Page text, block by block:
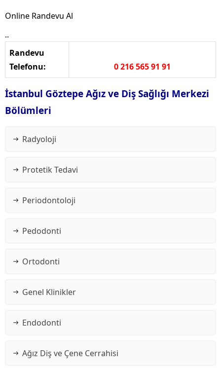
Online Randevu Al
..
Randevu
Telefonu:
0 216 565 91 91
İstanbul Göztepe Ağız ve Diş Sağlığı Merkezi
Bölümleri
Radyoloji
Protetik Tedavi
Periodontoloji
Pedodonti
Ortodonti
Genel Klinikler
Endodonti
Ağız Diş ve Çene Cerrahisi